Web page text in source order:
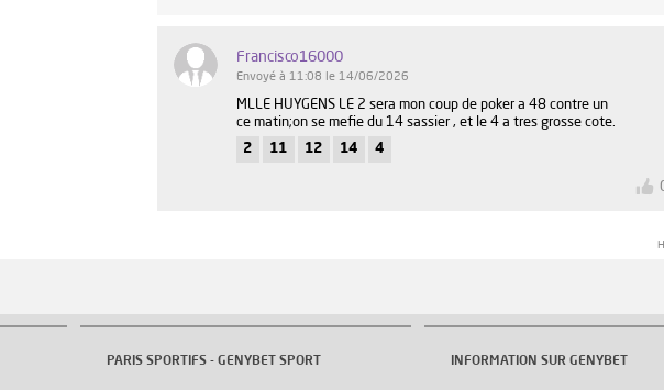
Francisco16000
Envoyé à 11:08 le 14/06/2026
MLLE HUYGENS LE 2 sera mon coup de poker a 48 contre un
ce matin;on se mefie du 14 sassier , et le 4 a tres grosse cote.
2
11 12 14 4
PARIS SPORTIFS - GENYBET SPORT INFORMATION SUR GENYBET